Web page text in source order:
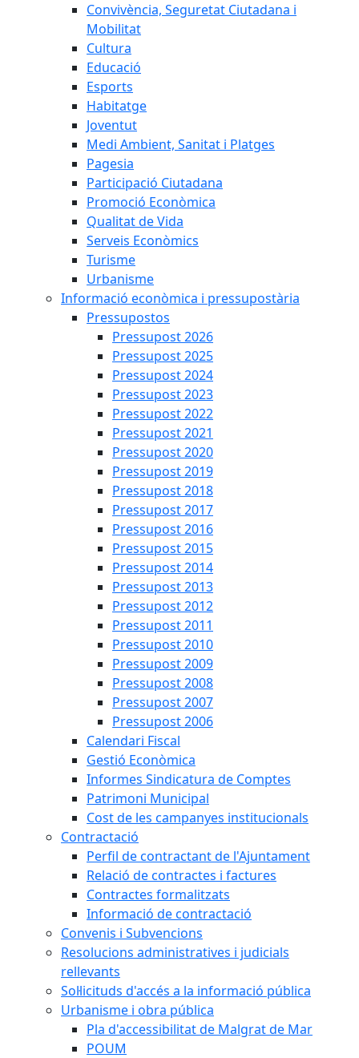
Convivència, Seguretat Ciutadana i
Mobilitat
Cultura
Educació
Esports
Habitatge
Joventut
Medi Ambient, Sanitat i Platges
Pagesia
Participació Ciutadana
Promoció Econòmica
Qualitat de Vida
Serveis Econòmics
Turisme
Urbanisme
Informació econòmica i pressupostària
Pressupostos
Pressupost 2026
Pressupost 2025
Pressupost 2024
Pressupost 2023
Pressupost 2022
Pressupost 2021
Pressupost 2020
Pressupost 2019
Pressupost 2018
Pressupost 2017
Pressupost 2016
Pressupost 2015
Pressupost 2014
Pressupost 2013
Pressupost 2012
Pressupost 2011
Pressupost 2010
Pressupost 2009
Pressupost 2008
Pressupost 2007
Pressupost 2006
Calendari Fiscal
Gestió Econòmica
Informes Sindicatura de Comptes
Patrimoni Municipal
Cost de les campanyes institucionals
Contractació
Perfil de contractant de l'Ajuntament
Relació de contractes i factures
Contractes formalitzats
Informació de contractació
Convenis i Subvencions
Resolucions administratives i judicials
rellevants
Sol·licituds d'accés a la informació pública
Urbanisme i obra pública
Pla d'accessibilitat de Malgrat de Mar
POUM